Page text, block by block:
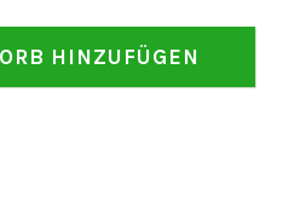
HINZUFÜGEN